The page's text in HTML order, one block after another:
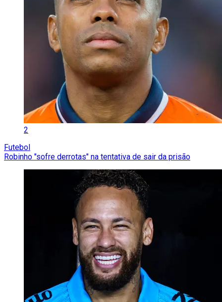
2
Futebol
Robinho "sofre derrotas" na tentativa de sair da prisão